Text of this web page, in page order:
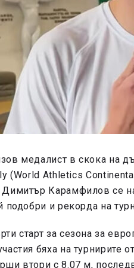
медалист в скока на
(World Athletics
Димитър Карамфилов се
подобри и рекорда на
старт за сезона за
бяха на турнирите
втори с 8.07 м,